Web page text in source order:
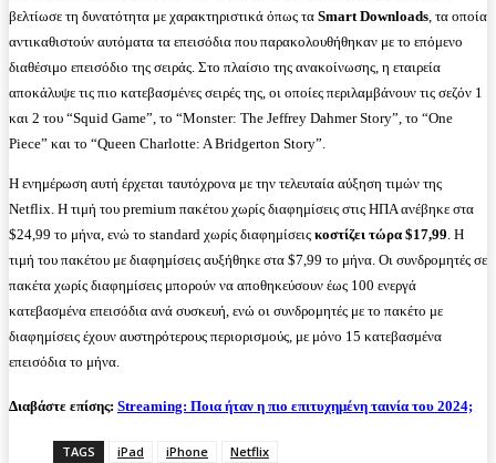
βελτίωσε τη δυνατότητα με χαρακτηριστικά όπως τα Smart Downloads , τα οποία
αντικαθιστούν αυτόματα τα επεισόδια που παρακολουθήθηκαν με το επόμενο
διαθέσιμο επεισόδιο της σειράς. Στο πλαίσιο της ανακοίνωσης, η εταιρεία
αποκάλυψε τις πιο κατεβασμένες σειρές της, οι οποίες περιλαμβάνουν τις σεζόν 1
και 2 του “Squid Game”, το “Monster: The Jeffrey Dahmer Story”, το “One
Piece” και το “Queen Charlotte: A Bridgerton Story”.
Η ενημέρωση αυτή έρχεται ταυτόχρονα με την τελευταία αύξηση τιμών της
Netflix. Η τιμή του premium πακέτου χωρίς διαφημίσεις στις ΗΠΑ ανέβηκε στα
$24,99 το μήνα, ενώ το standard χωρίς διαφημίσεις κοστίζει τώρα $17,99 . Η
τιμή του πακέτου με διαφημίσεις αυξήθηκε στα $7,99 το μήνα. Οι συνδρομητές σε
πακέτα χωρίς διαφημίσεις μπορούν να αποθηκεύσουν έως 100 ενεργά
κατεβασμένα επεισόδια ανά συσκευή, ενώ οι συνδρομητές με το πακέτο με
διαφημίσεις έχουν αυστηρότερους περιορισμούς, με μόνο 15 κατεβασμένα
επεισόδια το μήνα.
Διαβάστε επίσης: Streaming: Ποια ήταν η πιο επιτυχημένη ταινία του 2024;
TAGS iPad iPhone Netflix